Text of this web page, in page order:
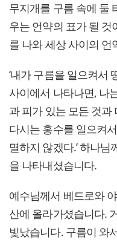
무지개를 구름 속에 둘
우는 언약의 표가 될 것
를 나와 세상 사이의 언
‘내가 구름을 일으켜서
사이에서 나타나면, 나
과 피가 있는 모든 것과
다시는 홍수를 일으켜
멸하지 않겠다.’ 하나
을 나타내셨습니다.
예수님께서 베드로와
산에 올라가셨습니다.
빛났습니다. 구름이 와